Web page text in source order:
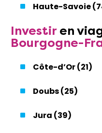
Haute-Savoie
Investir en
Bourgogne-
Côte-d’Or (21)
Doubs (25)
Jura (39)